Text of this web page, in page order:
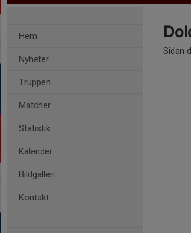
Hem
Nyheter
Truppen
Matcher
Statistik
Kalender
Bildgalleri
Kontakt
Sidan